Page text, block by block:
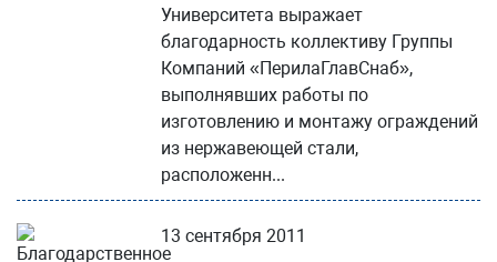
Университета выражает
благодарность коллективу Группы
Компаний «ПерилаГлавСнаб»,
выполнявших работы по
изготовлению и монтажу ограждений
из нержавеющей стали,
расположенн...
13 сентября 2011